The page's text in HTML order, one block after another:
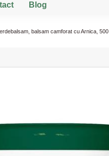
Blog
balsam camforat cu Arnica,